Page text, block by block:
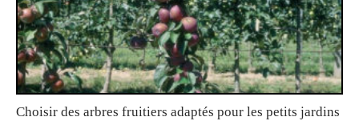
Choisir des arbres fruitiers adaptés pour les petits jardins